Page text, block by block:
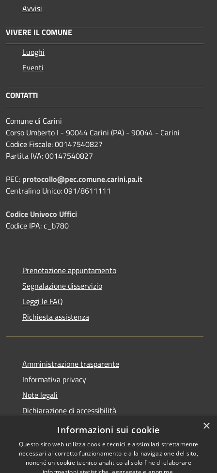
Avvisi
VIVERE IL COMUNE
Luoghi
Eventi
CONTATTI
Comune di Carini
Corso Umberto I - 90044 Carini (PA) - 90044 - Carini
Codice Fiscale: 00147540827
Partita IVA: 00147540827
PEC: protocollo@pec.comune.carini.pa.it
Centralino Unico: 091/8611111
Codice Univoco Uffici
Codice IPA: c_b780
Prenotazione appuntamento
Segnalazione disservizio
Leggi le FAQ
Richiesta assistenza
Amministrazione trasparente
Informativa privacy
Note legali
Dichiarazione di accessibilità
Privacy e protezione dei dati
×
Informazioni sui cookie
Questo sito web utilizza cookie tecnici e assimilati strettamente
necessari al corretto funzionamento e alla navigazione del sito,
nonché un cookie tecnico analitico al solo fine di elaborare